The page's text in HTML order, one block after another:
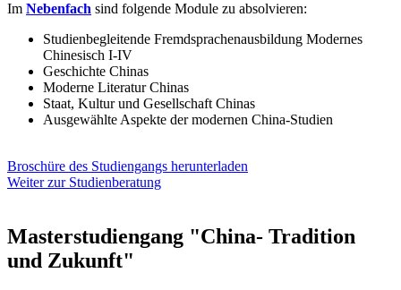
Im Nebenfach sind folgende Module zu absolvieren:
Studienbegleitende Fremdsprachenausbildung Modernes
Chinesisch I-IV
Geschichte Chinas
Moderne Literatur Chinas
Staat, Kultur und Gesellschaft Chinas
Ausgewählte Aspekte der modernen China-Studien
Broschüre des Studiengangs herunterladen
Weiter zur Studienberatung
Masterstudiengang "China- Tradition
und Zukunft"